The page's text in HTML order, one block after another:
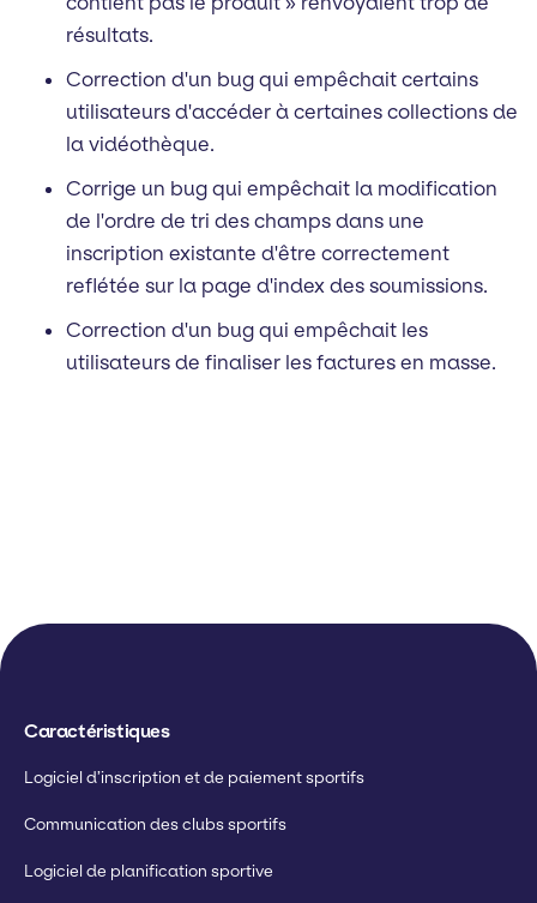
résultats.
Correction d'un bug qui empêchait certains
utilisateurs d'accéder à certaines collections de
la vidéothèque.
Corrige un bug qui empêchait la modification
de l'ordre de tri des champs dans une
inscription existante d'être correctement
reflétée sur la page d'index des soumissions.
Correction d'un bug qui empêchait les
utilisateurs de finaliser les factures en masse.
Caractéristiques
Logiciel d’inscription et de paiement sportifs
Communication des clubs sportifs
Logiciel de planification sportive